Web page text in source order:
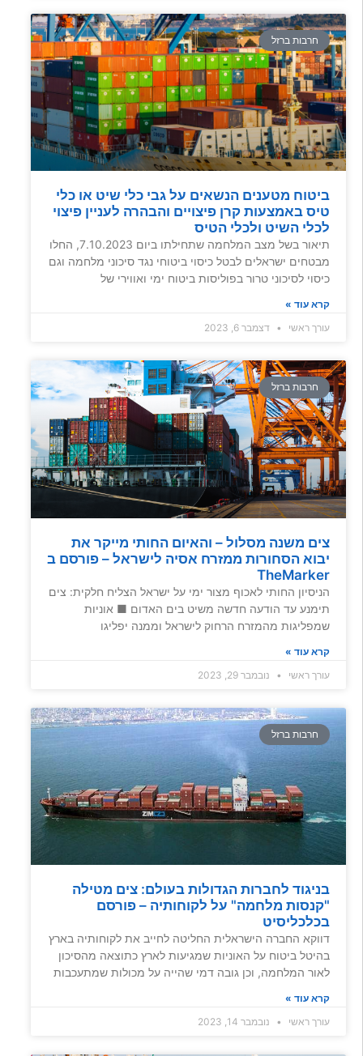
חרבות ברזל
ביטוח מטענים הנשאים על גבי כלי שיט או כלי
טיס באמצעות קרן פיצויים והבהרה לעניין פיצוי
לכלי השיט ולכלי הטיס
תיאור בשל מצב המלחמה שתחילתו ביום 7.10.2023, החלו
מבטחים ישראלים לבטל כיסוי ביטוחי נגד סיכוני מלחמה וגם
כיסוי לסיכוני טרור בפוליסות ביטוח ימי ואווירי של
קרא עוד »
עורך ראשי
דצמבר 6, 2023
חרבות ברזל
צים משנה מסלול – והאיום החותי מייקר את
יבוא הסחורות ממזרח אסיה לישראל – פורסם ב
TheMarker
הניסיון החותי לאכוף מצור ימי על ישראל הצליח חלקית: צים
תימנע עד הודעה חדשה משיט בים האדום ■ אוניות
שמפליגות מהמזרח הרחוק לישראל וממנה יפליגו
קרא עוד »
עורך ראשי
נובמבר 29, 2023
חרבות ברזל
בניגוד לחברות הגדולות בעולם: צים מטילה
"קנסות מלחמה" על לקוחותיה – פורסם
בכלכליסיט
דווקא החברה הישראלית החליטה לחייב את לקוחותיה בארץ
בהיטל ביטוח על האוניות שמגיעות לארץ כתוצאה מהסיכון
לאור המלחמה, וכן גובה דמי שהייה על מכולות שמתעכבות
קרא עוד »
עורך ראשי
נובמבר 14, 2023